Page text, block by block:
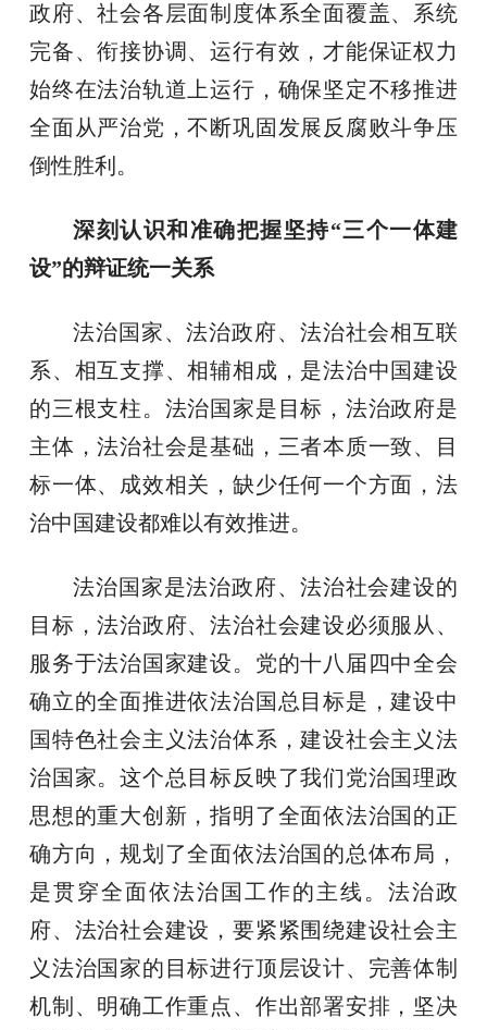
政府、社会各层面制度体系全面覆盖、系统
完备、衔接协调、运行有效，才能保证权力
始终在法治轨道上运行，确保坚定不移推进
全面从严治党，不断巩固发展反腐败斗争压
倒性胜利。
深刻认识和准确把握坚持“三个一体建
设”的辩证统一关系
法治国家、法治政府、法治社会相互联
系、相互支撑、相辅相成，是法治中国建设
的三根支柱。法治国家是目标，法治政府是
主体，法治社会是基础，三者本质一致、目
标一体、成效相关，缺少任何一个方面，法
治中国建设都难以有效推进。
法治国家是法治政府、法治社会建设的
目标，法治政府、法治社会建设必须服从、
服务于法治国家建设。党的十八届四中全会
确立的全面推进依法治国总目标是，建设中
国特色社会主义法治体系，建设社会主义法
治国家。这个总目标反映了我们党治国理政
思想的重大创新，指明了全面依法治国的正
确方向，规划了全面依法治国的总体布局，
是贯穿全面依法治国工作的主线。法治政
府、法治社会建设，要紧紧围绕建设社会主
义法治国家的目标进行顶层设计、完善体制
机制、明确工作重点、作出部署安排，坚决